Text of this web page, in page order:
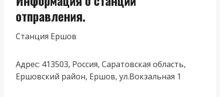
отправления.
Станция Ершов
Адрес: 413503, Россия, Саратовская область,
Ершовский район, Ершов, ул.Вокзальная 1